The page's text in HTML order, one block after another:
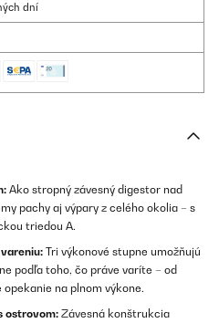
dní
Ako stropný závesný digestor nad
pachy aj výpary z celého okolia – s
triedou A.
Tri výkonové stupne umožňujú
podľa toho, čo práve varíte – od
na plnom výkone.
ostrovom: Závesná konštrukcia